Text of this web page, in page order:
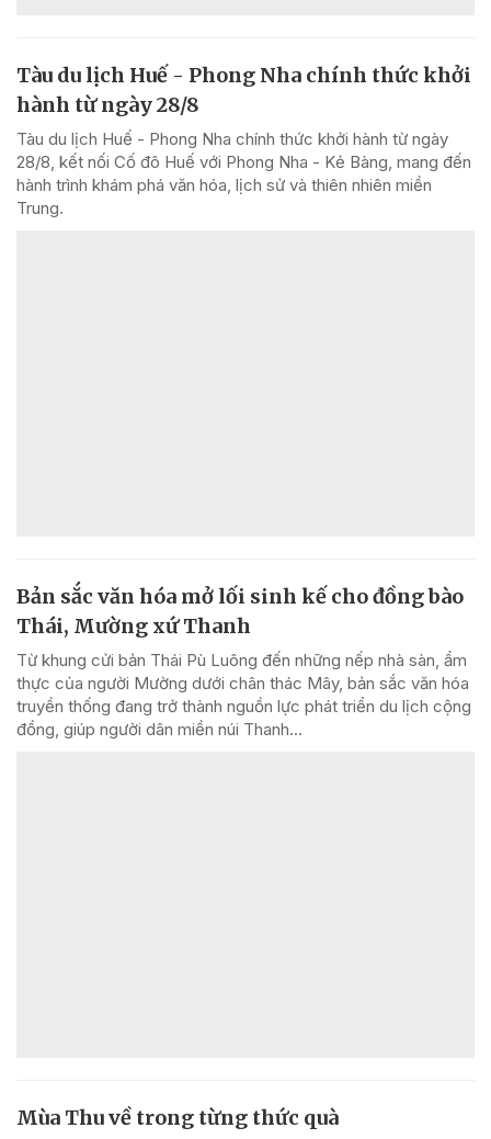
Tàu du lịch Huế - Phong Nha chính thức khởi
hành từ ngày 28/8
Tàu du lịch Huế - Phong Nha chính thức khởi hành từ ngày
28/8, kết nối Cố đô Huế với Phong Nha - Kẻ Bàng, mang đến
hành trình khám phá văn hóa, lịch sử và thiên nhiên miền
Trung.
Bản sắc văn hóa mở lối sinh kế cho đồng bào
Thái, Mường xứ Thanh
Từ khung cửi bản Thái Pù Luông đến những nếp nhà sàn, ẩm
thực của người Mường dưới chân thác Mây, bản sắc văn hóa
truyền thống đang trở thành nguồn lực phát triển du lịch cộng
đồng, giúp người dân miền núi Thanh...
Mùa Thu về trong từng thức quà